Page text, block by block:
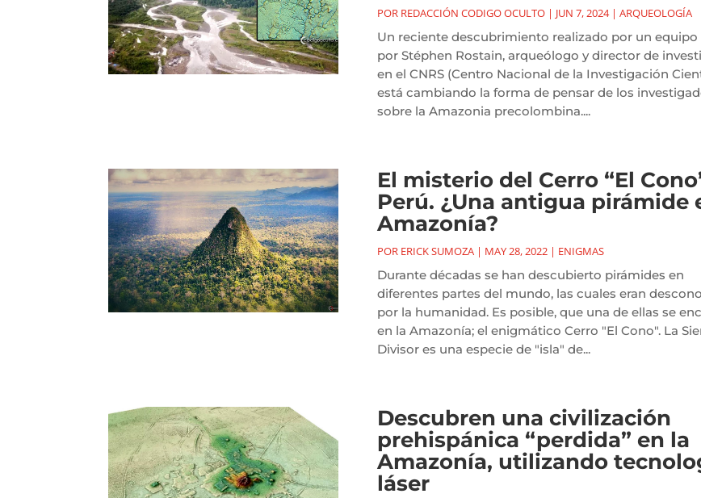
POR REDACCIÓN CODIGO OCULTO| JUN 7, 2024| ARQUEOLOGÍA
Un reciente descubrimiento realizado por un
por Stéphen Rostain, arqueólogo y director de
en el CNRS (Centro Nacional de la Investigación
está cambiando la forma de pensar de los
sobre la Amazonia precolombina....
El misterio del Cerro “El
Perú. ¿Una antigua pirámide
Amazonía?
POR ERICK SUMOZA| MAY 28, 2022| ENIGMAS
Durante décadas se han descubierto pirámides en
diferentes partes del mundo, las cuales eran
por la humanidad. Es posible, que una de ellas se
en la Amazonía; el enigmático Cerro "El Cono". La
Divisor es una especie de "isla" de...
Descubren una civilización
prehispánica “perdida” en la
Amazonía, utilizando
láser